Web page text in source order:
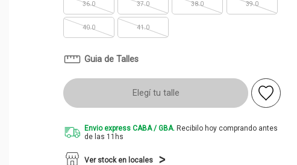
36.0 37.0 38.0 39.0
40.0 41.0
Guia de Talles
Elegí tu talle
Envio express CABA / GBA.Recibilo hoy comprando antes
de las 11hs
Ver stock en locales